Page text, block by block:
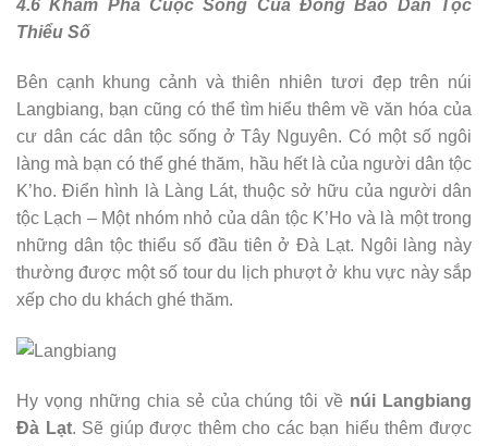
4.6 Khám Phá Cuộc Sống Của Đồng Bào Dân Tộc
Thiểu Số
Bên cạnh khung cảnh và thiên nhiên tươi đẹp trên núi
Langbiang, bạn cũng có thể tìm hiểu thêm về văn hóa của
cư dân các dân tộc sống ở Tây Nguyên. Có một số ngôi
làng mà bạn có thể ghé thăm, hầu hết là của người dân tộc
K’ho. Điển hình là Làng Lát, thuộc sở hữu của người dân
tộc Lạch – Một nhóm nhỏ của dân tộc K’Ho và là một trong
những dân tộc thiểu số đầu tiên ở Đà Lạt. Ngôi làng này
thường được một số tour du lịch phượt ở khu vực này sắp
xếp cho du khách ghé thăm.
Hy vọng những chia sẻ của chúng tôi về núi Langbiang
Đà Lạt. Sẽ giúp được thêm cho các bạn hiểu thêm được